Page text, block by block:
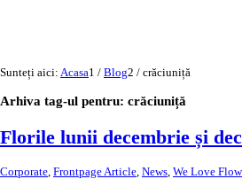
Sunteți aici: Acasa1 / Blog2 / crăciuniță
Arhiva tag-ul pentru: crăciuniță
Florile lunii decembrie și
Corporate Frontpage Article News We Love